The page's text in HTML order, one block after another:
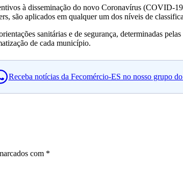
à disseminação do novo Coronavírus (COVID-
são aplicados em qualquer um dos níveis de
sanitárias e de segurança, determinadas
de cada município.
Receba notícias da Fecomércio-ES no nosso grupo
com *